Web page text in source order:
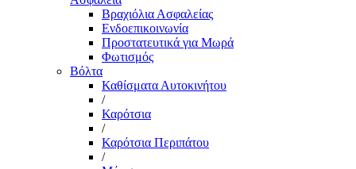
Βραχιόλια Ασφαλείας
Ενδοεπικοινωνία
Προστατευτικά για Μωρά
Φωτισμός
Βόλτα
Καθίσματα Αυτοκινήτου
/
Καρότσια
/
Καρότσια Περιπάτου
/